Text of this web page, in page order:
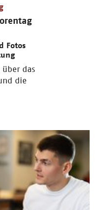
Fotos
das
die